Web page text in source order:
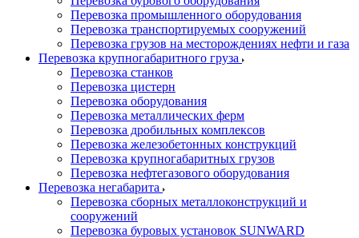
Перевозка промышленного оборудования
Перевозка транспортируемых сооружений
Перевозка грузов на месторождениях нефти и газа
Перевозка крупногабаритного груза
Перевозка станков
Перевозка цистерн
Перевозка оборудования
Перевозка металлических ферм
Перевозка дробильных комплексов
Перевозка железобетонных конструкций
Перевозка крупногабаритных грузов
Перевозка нефтегазового оборудования
Перевозка негабарита
Перевозка сборных металлоконструкций и
сооружений
Перевозка буровых установок SUNWARD